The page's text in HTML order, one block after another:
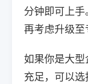
分钟即可上手
再考虑升级至
如果你是大
充足，可以